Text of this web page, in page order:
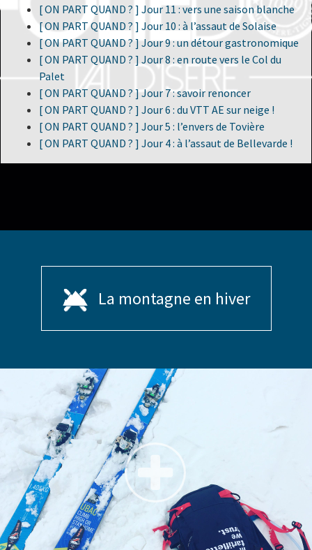
[ ON PART QUAND ? ] Jour 11 : vers une saison blanche
[ ON PART QUAND ? ] Jour 10 : à l’assaut de Solaise
[ ON PART QUAND ? ] Jour 9 : un détour gastronomique
[ ON PART QUAND ? ] Jour 8 : en route vers le Col du
Palet
[ ON PART QUAND ? ] Jour 7 : savoir renoncer
[ ON PART QUAND ? ] Jour 6 : du VTT AE sur neige !
[ ON PART QUAND ? ] Jour 5 : l’envers de Tovière
[ ON PART QUAND ? ] Jour 4 : à l’assaut de Bellevarde !
La montagne en hiver